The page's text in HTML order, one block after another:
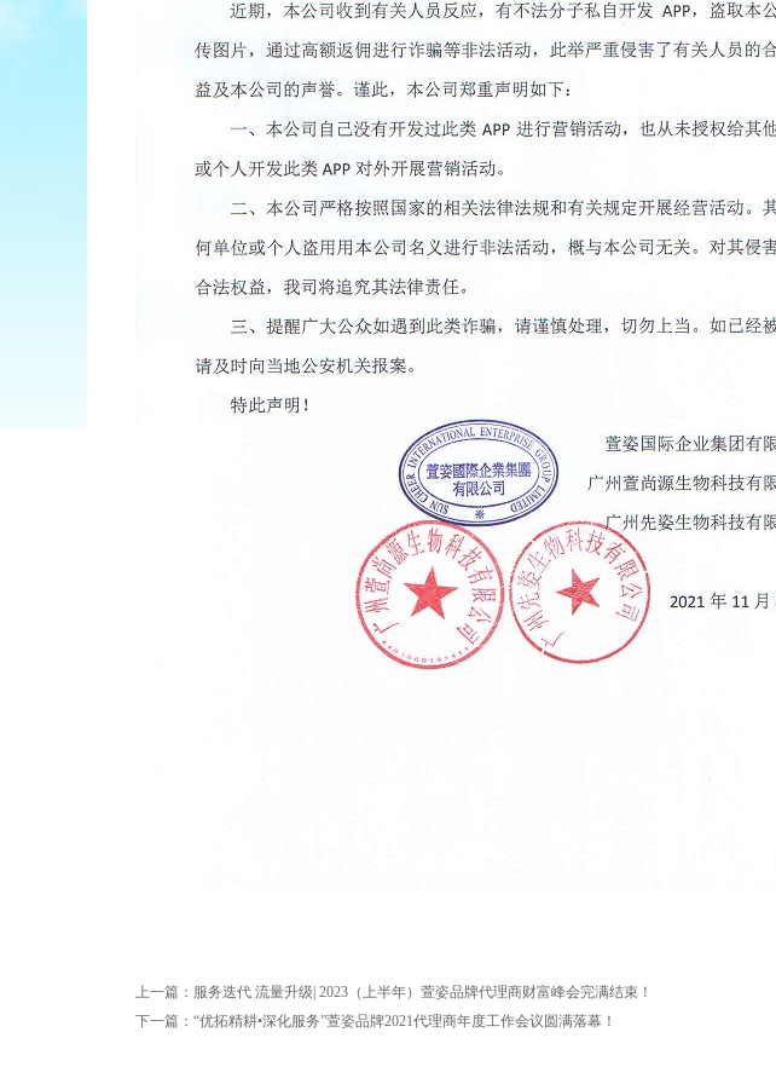
上一篇：服务迭代 流量升级| 2023（上半年）萱姿品牌代理商财富峰会完满结束！
下一篇：“优拓精耕•深化服务”萱姿品牌2021代理商年度工作会议圆满落幕！